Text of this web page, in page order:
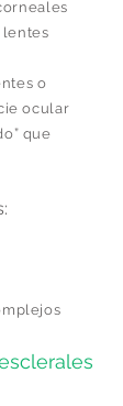
lentes
o
ocular
que